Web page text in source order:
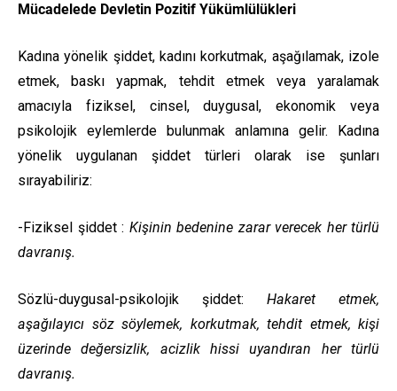
Mücadelede Devletin Pozitif Yükümlülükleri
Kadına yönelik şiddet, kadını korkutmak, aşağılamak, izole
etmek, baskı yapmak, tehdit etmek veya yaralamak
amacıyla fiziksel, cinsel, duygusal, ekonomik veya
psikolojik eylemlerde bulunmak anlamına gelir. Kadına
yönelik uygulanan şiddet türleri olarak ise şunları
sırayabiliriz:
-Fiziksel şiddet : Kişinin bedenine zarar verecek her türlü
davranış.
Sözlü-duygusal-psikolojik şiddet: Hakaret etmek,
aşağılayıcı söz söylemek, korkutmak, tehdit etmek, kişi
üzerinde değersizlik, acizlik hissi uyandıran her türlü
davranış.